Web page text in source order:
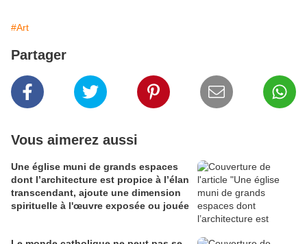
#Art
Partager
Vous aimerez aussi
Une église muni de grands espaces
dont l’architecture est propice à l’élan
transcendant, ajoute une dimension
spirituelle à l'œuvre exposée ou jouée